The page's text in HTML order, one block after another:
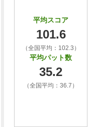
平均スコア
101.6
（全国平均：102.3）
平均パット数
35.2
（全国平均：36.7）